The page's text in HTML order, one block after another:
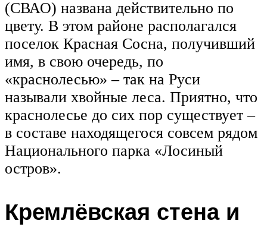
(СВАО) названа действительно по
цвету. В этом районе располагался
поселок Красная Сосна, получивший
имя, в свою очередь, по
«краснолесью» – так на Руси
называли хвойные леса. Приятно, что
краснолесье до сих пор существует –
в составе находящегося совсем рядом
Национального парка «Лосиный
остров».
Кремлёвская стена и